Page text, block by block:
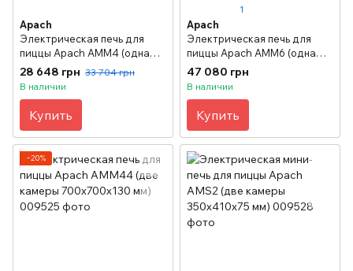
Apach
Электрическая печь для
пиццы Apach АMM4 (одна
камера 700х700х130 мм)
28 648 грн 33 704 грн
В наличии
Купить
1
Apach
Электрическая печь для
пиццы Apach АMM6 (одна
камера 700х1050х130 мм)
47 080 грн
В наличии
Купить
−20%